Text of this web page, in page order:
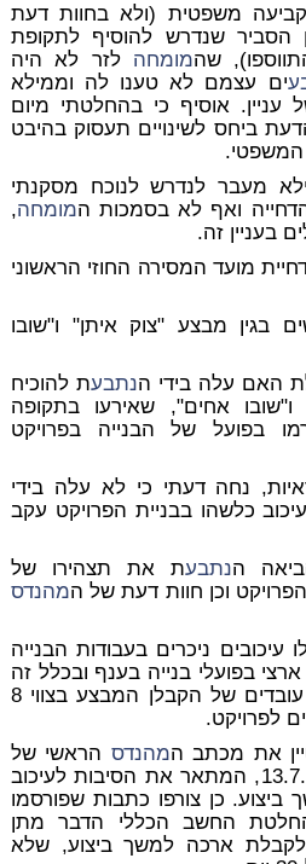
משפטית (ולא בחוות דעת
הסביר שנדרש להוסיף לתקופת
שהמומחה לזר לא היה
ים עצמם לא טענו לה וממילא
עניין. אוסיף כי בהחלטתי מיום
הדעת ביחס לשינויים תעסוק בהיבט
המשפטי.
מעבר לנדרש לנוכח מסקנתי
ואף לא בסמכות המומחה,
בעניין זה.
מועד המסירה החוזי הראשוני
ב-3 חודשים בגין מבצע "צוק איתן" ו"שובו
נתבעת להוכיח
אחים", שאירעו בתקופה
עד 26.8.14, גרמו בפועל של הבנייה בפרויקט
נחה דעתי כי לא עלה בידי
כלשהו בבניית הפרויקט עקב
נתבעת את תצהירו של
וכן חוות דעת של המהנדס
עיכובים ניכרים בעבודות הבנייה
בפועלי בנייה בענף ובכלל זה
בפרויקט בפרט, עקב גיוס עובדים של הקבלן המבצע בצווי 8
לפרויקט.
מהנדס הראשי של
ת מיום 13.7.14, המתאר את הסיבות לעיכוב
ביצוע. כן צורפו כתבות שפורסמו
החשב הכללי הדבר מתן
ארכה למשך ביצוע, שלא